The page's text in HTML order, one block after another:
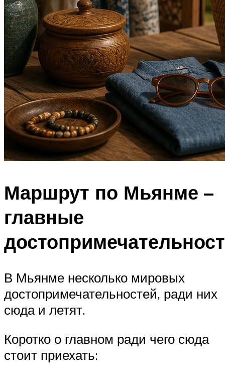
Маршрут по Мьянме –
главные
В Мьянме несколько мировых
достопримечательностей, ради них
сюда и летят.
Коротко о главном ради чего сюда
стоит приехать: